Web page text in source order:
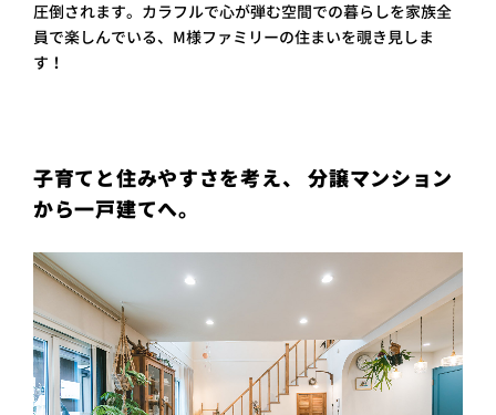
会社概
プライ
バシー
採用情
圧倒されます。カラフルで心が弾む空間での暮らしを家族全
員で楽しんでいる、M様ファミリーの住まいを覗き見しま
す！
子育てと住みやすさを考え、 分譲マンション
から一戸建てへ。